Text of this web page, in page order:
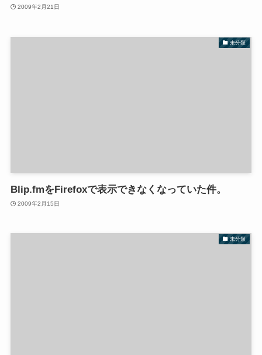
2009年2月21日
未分類
Blip.fmをFirefoxで表示できなくなっていた件。
2009年2月15日
未分類